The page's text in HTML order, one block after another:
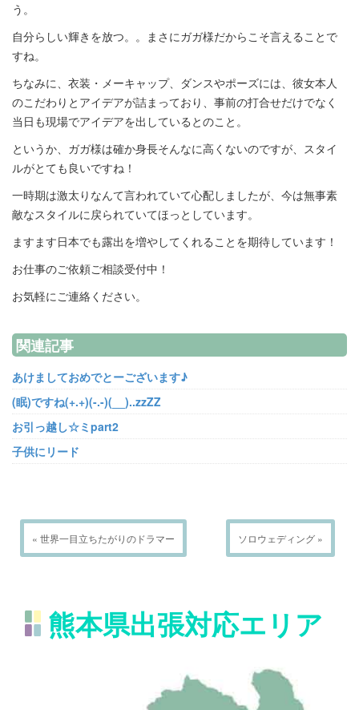
う。
自分らしい輝きを放つ。。まさにガガ様だからこそ言えることで
すね。
ちなみに、衣装・メーキャップ、ダンスやポーズには、彼女本人
のこだわりとアイデアが詰まっており、事前の打合せだけでなく
当日も現場でアイデアを出しているとのこと。
というか、ガガ様は確か身長そんなに高くないのですが、スタイ
ルがとても良いですね！
一時期は激太りなんて言われていて心配しましたが、今は無事素
敵なスタイルに戻られていてほっとしています。
ますます日本でも露出を増やしてくれることを期待しています！
お仕事のご依頼ご相談受付中！
お気軽にご連絡ください。
関連記事
あけましておめでとーございます♪
(眠)ですね(+.+)(-.-)(__)..zzZZ
お引っ越し☆ミpart2
子供にリード
« 世界一目立ちたがりのドラマー ソロウェディング »
熊本県出張対応エリア